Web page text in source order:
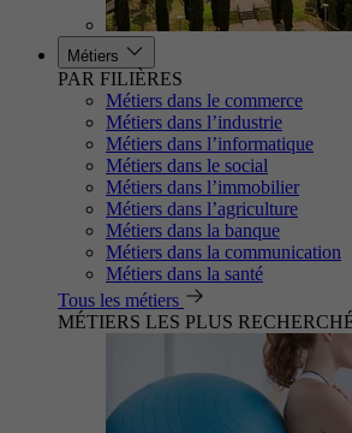
Métiers
PAR FILIÈRES
Métiers dans le commerce
Métiers dans l’industrie
Métiers dans l’informatique
Métiers dans le social
Métiers dans l’immobilier
Métiers dans l’agriculture
Métiers dans la banque
Métiers dans la communication
Métiers dans la santé
Tous les métiers
MÉTIERS LES PLUS